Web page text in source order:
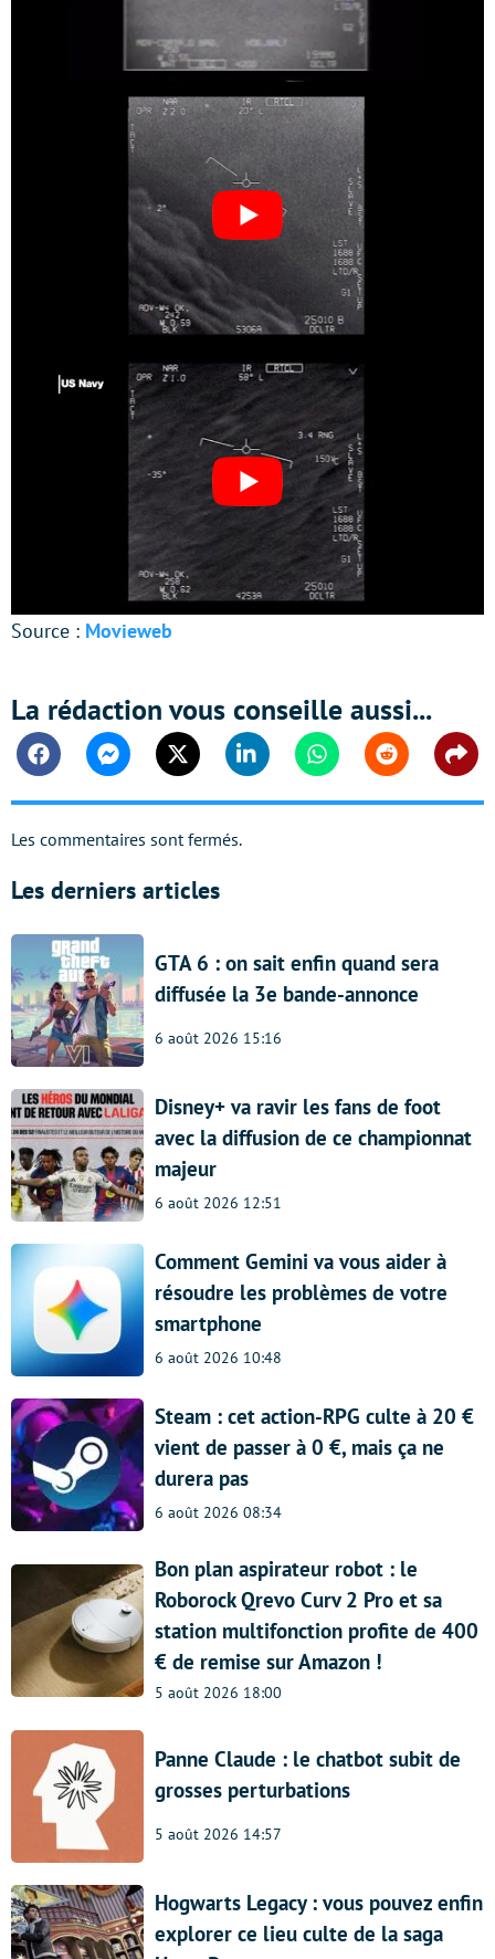
Source : Movieweb
La rédaction vous conseille aussi...
FacebookMessengerTwitter Linkedin WhatsappReddit
Les commentaires sont fermés.
Les derniers articles
GTA 6 : on sait enfin quand sera
diffusée la 3e bande-annonce
6 août 2026 15:16
Disney+ va ravir les fans de foot
avec la diffusion de ce championnat
majeur
6 août 2026 12:51
Comment Gemini va vous aider à
résoudre les problèmes de votre
smartphone
6 août 2026 10:48
Steam : cet action-RPG culte à 20 €
vient de passer à 0 €, mais ça ne
durera pas
6 août 2026 08:34
Bon plan aspirateur robot : le
Roborock Qrevo Curv 2 Pro et sa
station multifonction profite de 400
€ de remise sur Amazon !
5 août 2026 18:00
Panne Claude : le chatbot subit de
grosses perturbations
5 août 2026 14:57
Hogwarts Legacy : vous pouvez enfin
explorer ce lieu culte de la saga